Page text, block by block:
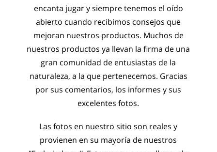
encanta jugar y siempre tenemos el oído
abierto cuando recibimos consejos que
mejoran nuestros productos. Muchos de
nuestros productos ya llevan la firma de una
gran comunidad de entusiastas de la
naturaleza, a la que pertenecemos. Gracias
por sus comentarios, los informes y sus
excelentes fotos.
Las fotos en nuestro sitio son reales y
provienen en su mayoría de nuestros